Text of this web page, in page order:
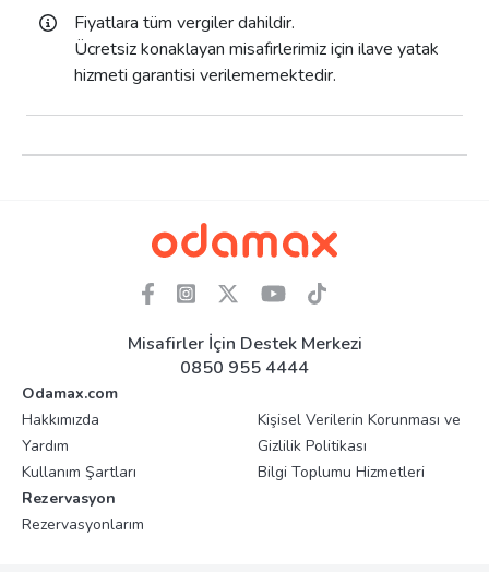
Fiyatlara tüm vergiler dahildir.
Ücretsiz konaklayan misafirlerimiz için ilave yatak
hizmeti garantisi verilememektedir.
Misafirler İçin Destek Merkezi
0850 955 4444
Odamax.com
Hakkımızda
Yardım
Kullanım Şartları
Kişisel Verilerin Korunması ve
Gizlilik Politikası
Bilgi Toplumu Hizmetleri
Rezervasyon
Rezervasyonlarım